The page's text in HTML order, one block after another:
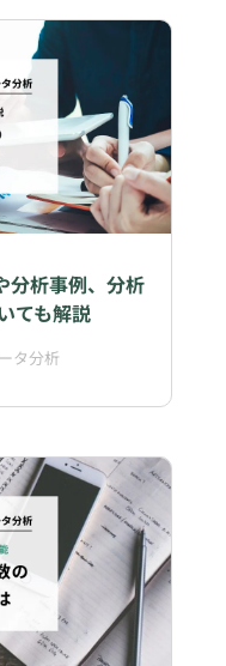
分析事例、分析
ても解説
タ分析